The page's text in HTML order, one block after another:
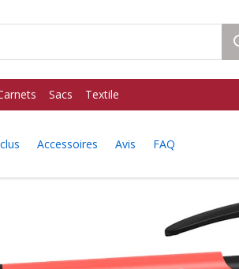
Sacs Textile
Accessoires Avis FAQ